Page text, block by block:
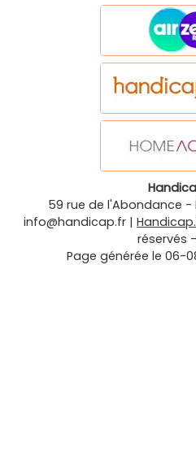
59 rue de l'Abondance -
info@handicap.fr |
réservés -
Page générée le 06-